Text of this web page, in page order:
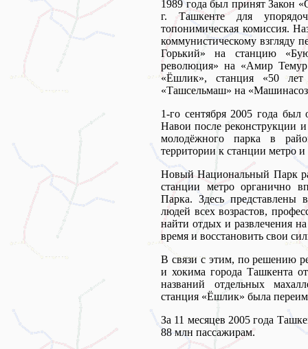
1989 года был принят Закон
г. Ташкенте для
топонимическая комиссия.
коммунистическому взгляду
Горький» на станцию
революция» на «Амир
«Ёшлик», станция «50
«Ташсельмаш» на
1-го сентября 2005 года
Навои после реконструкции
молодёжного парка в
территории к станции метро
Новый Национальный Парк
станции метро органично
Парка. Здесь представлены
людей всех возрастов,
найти отдых и развлечения
время и восстановить свои
В связи с этим, по решению
и хокима города Ташкента
названий отдельных
станция «Ёшлик» была
За 11 месяцев 2005 года
88 млн пассажирам.